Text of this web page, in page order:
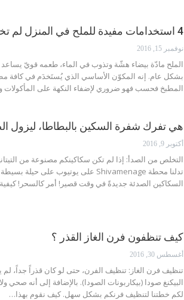
4 استخدامات مفيدة للملح في المنزل لم تخطر ببالكم من قبل !
نوفمبر 15, 2016
الملح مادّة بيضاء هشّة وتذوب في الماء، طعمه قويّ
بشكل عام. إنه المكوّن الأساسي الذي يُستَخدَم في كافة
المطبخ فحسب فهو ضروري لإضفاء النكهة على المأكولات
هي تفرك شفرة السكين بالبطاطا، ليزول
أكتوبر 9, 2016
التخلص من الصدأ: إذا لم تكن سكاكينكم مصنوعة من
السكاكين الصدئة جديدةً في وقت قصير! أمر كالسحر!
كيف تنظفون فرن الغاز القذر ؟
أغسطس 30, 2016
تنظيف فرن الغاز: تنظيف الفرن، حتى لو كان قذراً جداً،
البيكنغ صودا (بيكاربونات الصودا). بالإضافة إلى أنه صحي
لكم خطتنا لتنظيف فرنكم بشكل سهل. كيف نقوم بهذا…